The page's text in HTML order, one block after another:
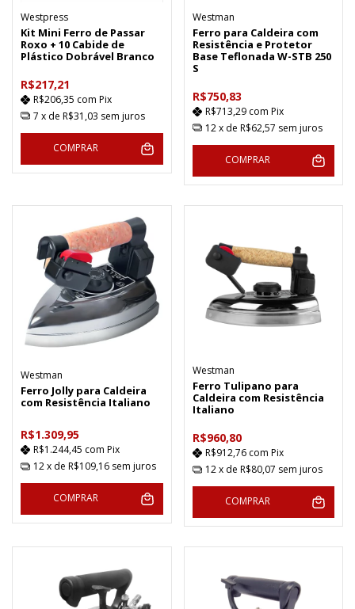
Westpress
Kit Mini Ferro de Passar
Roxo + 10 Cabide de
Plástico Dobrável Branco
R$217,21
R$206,35 com Pix
7 x de R$31,03 sem juros
COMPRAR
Westman
Ferro para Caldeira com
Resistência e Protetor
Base Teflonada W-STB 250
S
R$750,83
R$713,29 com Pix
12 x de R$62,57 sem juros
COMPRAR
Westman
Ferro Jolly para Caldeira
com Resistência Italiano
R$1.309,95
R$1.244,45 com Pix
12x de R$109,16 sem juros
COMPRAR
Westman
Ferro Tulipano para
Caldeira com Resistência
Italiano
R$960,80
R$912,76 com Pix
12 x de R$80,07 sem juros
COMPRAR